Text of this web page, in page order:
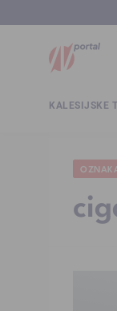
KALESIJSKE